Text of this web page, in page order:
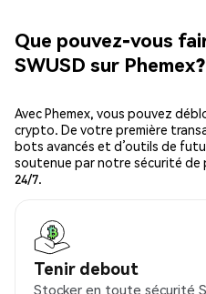
Que pouvez-vous
SWUSD sur Phemex?
Avec Phemex, vous pouvez
crypto. De votre première
bots avancés et d’outils de
soutenue par notre sécurité
24/7.
Tenir debout
Stocker en toute sécurité